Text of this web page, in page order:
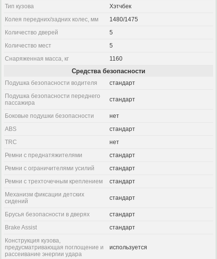
Тип кузова
Хэтчбек
Колея передних/задних колес, мм
1480/1475
Количество дверей
5
Количество мест
5
Снаряженная масса, кг
1160
Средства безопасности
Подушка безопасности водителя
стандарт
Подушка безопасности переднего
пассажира
стандарт
Боковые подушки безопасности
нет
ABS
стандарт
TRC
нет
Ремни с преднатяжителями
стандарт
Ремни с ограничителями усилий
стандарт
Ремни с трехточечным креплением
стандарт
Механизм фиксации детских
сидений
стандарт
Брусья безопасности в дверях
стандарт
Brake Assist
стандарт
Конструкция кузова,
предусматривающая поглощение и
рассеивание энергии удара
используется